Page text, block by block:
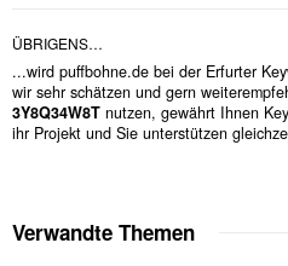
ÜBRIGENS…
...wird puffbohne.de bei der Erfurter
wir sehr schätzen und gern
3Y8Q34W8T nutzen, gewährt Ihnen
ihr Projekt und Sie unterstützen
Verwandte Themen